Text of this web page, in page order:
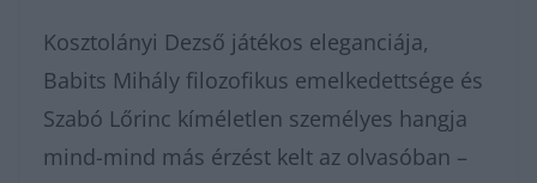
Kosztolányi Dezső játékos eleganciája,
Babits Mihály filozofikus emelkedettsége és
Szabó Lőrinc kíméletlen személyes hangja
mind-mind más érzést kelt az olvasóban –